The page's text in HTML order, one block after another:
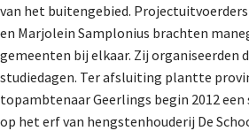
van het buitengebied. Projectuitvoerders
en Marjolein Samplonius brachten
gemeenten bij elkaar. Zij organiseerden
studiedagen. Ter afsluiting plantte
topambtenaar Geerlings begin 2012
op het erf van hengstenhouderij De